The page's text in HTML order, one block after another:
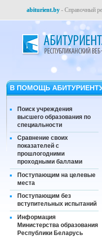
abiturient.by - Справочный
В ПОМОЩЬ
Поиск учреждения
высшего образования по
специальности
Сравнение своих
показателей с
прошлогодними
проходными баллами
Поступающим на целевые
места
Поступающим без
вступительных испытаний
Информация
Министерства образования
Республики Беларусь